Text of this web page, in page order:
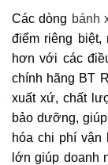
Các dòng bánh
điểm riêng biệt,
hơn với các
chính hãng BT
xuất xứ, chất
bảo dưỡng,
hóa chi phí
lớn giúp doanh